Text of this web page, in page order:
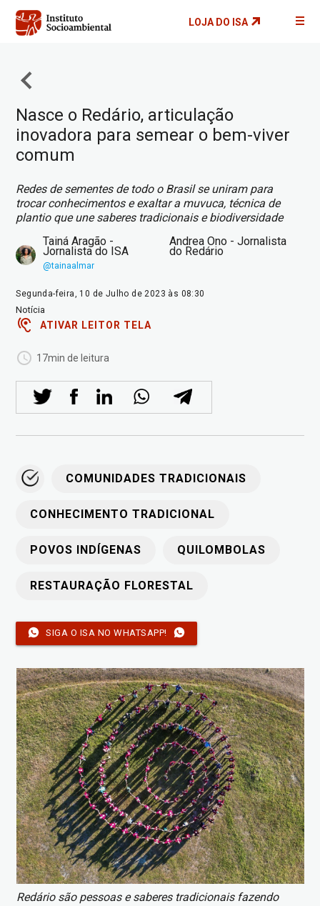
Pular
para
principal
LOJA DO ISA
Nasce o Redário, articulação
inovadora para semear o bem-viver
comum
Redes de sementes de todo o Brasil se uniram para
trocar conhecimentos e exaltar a muvuca, técnica de
plantio que une saberes tradicionais e biodiversidade
Tainá Aragão -
Jornalista do ISA
@tainaalmar
Andrea Ono - Jornalista
do Redário
Segunda-feira, 10 de Julho de 2023 às 08:30
Notícia
ATIVAR LEITOR TELA
17min de leitura
COMUNIDADES TRADICIONAIS
CONHECIMENTO TRADICIONAL
POVOS INDÍGENAS QUILOMBOLAS
RESTAURAÇÃO FLORESTAL
SIGA O ISA NO WHATSAPP!
Imagem
Redário são pessoas e saberes tradicionais fazendo